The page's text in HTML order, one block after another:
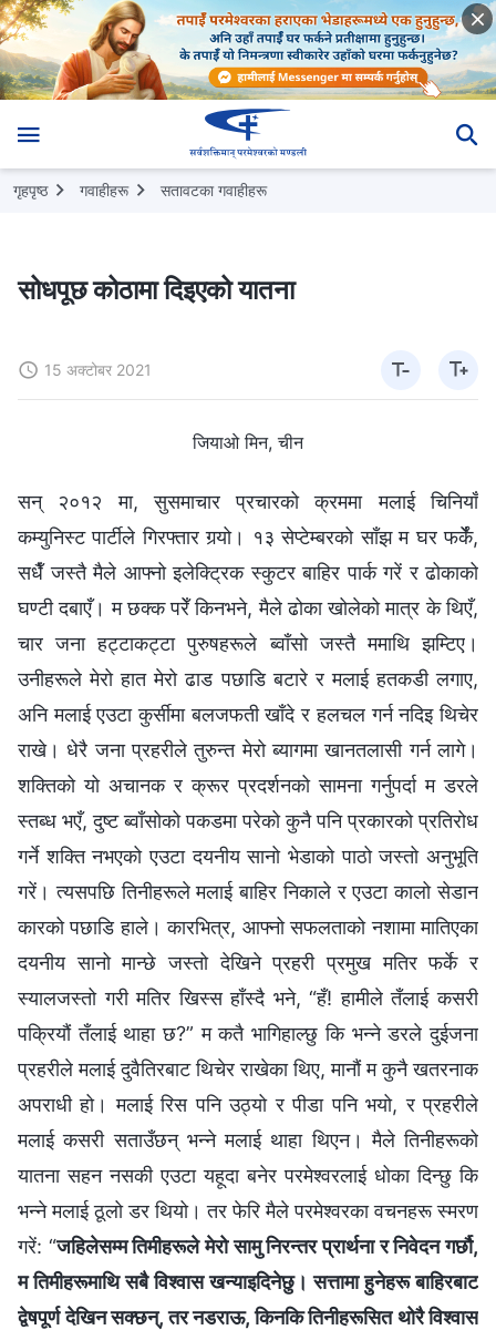
गृहपृष्ठ गवाहीहरू सतावटका गवाहीहरू
सोधपूछ कोठामा दिइएको यातना
15 अक्टोबर 2021
जियाओ मिन, चीन
सन् २०१२ मा, सुसमाचार प्रचारको क्रममा मलाई चिनियाँ
कम्युनिस्ट पार्टीले गिरफ्तार गर्‍यो। १३ सेप्टेम्बरको साँझ म घर फर्केँ,
सधैँ जस्तै मैले आफ्नो इलेक्ट्रिक स्कुटर बाहिर पार्क गरें र ढोकाको
घण्टी दबाएँ। म छक्‍क परेँ किनभने, मैले ढोका खोलेको मात्र के थिएँ,
चार जना हट्टाकट्टा पुरुषहरूले ब्वाँसो जस्तै ममाथि झम्टिए।
उनीहरूले मेरो हात मेरो ढाड पछाडि बटारे र मलाई हतकडी लगाए,
अनि मलाई एउटा कुर्सीमा बलजफती खाँदे र हलचल गर्न नदिइ थिचेर
राखे। धेरै जना प्रहरीले तुरुन्त मेरो ब्यागमा खानतलासी गर्न लागे।
शक्तिको यो अचानक र क्रूर प्रदर्शनको सामना गर्नुपर्दा म डरले
स्तब्ध भएँ, दुष्ट ब्वाँसोको पकडमा परेको कुनै पनि प्रकारको प्रतिरोध
गर्ने शक्ति नभएको एउटा दयनीय सानो भेडाको पाठो जस्तो अनुभूति
गरें। त्यसपछि तिनीहरूले मलाई बाहिर निकाले र एउटा कालो सेडान
कारको पछाडि हाले। कारभित्र, आफ्नो सफलताको नशामा मातिएका
दयनीय सानो मान्छे जस्तो देखिने प्रहरी प्रमुख मतिर फर्के र
स्यालजस्तो गरी मतिर खिस्स हाँस्दै भने, “हँ! हामीले तँलाई कसरी
पक्रियौं तँलाई थाहा छ?” म कतै भागिहाल्छु कि भन्ने डरले दुईजना
प्रहरीले मलाई दुवैतिरबाट थिचेर राखेका थिए, मानौं म कुनै खतरनाक
अपराधी हो। मलाई रिस पनि उठ्यो र पीडा पनि भयो, र प्रहरीले
मलाई कसरी सताउँछन् भन्ने मलाई थाहा थिएन। मैले तिनीहरूको
यातना सहन नसकी एउटा यहूदा बनेर परमेश्‍वरलाई धोका दिन्छु कि
भन्‍ने मलाई ठूलो डर थियो। तर फेरि मैले परमेश्‍वरका वचनहरू स्मरण
गरें: “जहिलेसम्म तिमीहरूले मेरो सामु निरन्तर प्रार्थना र निवेदन गर्छौ,
म तिमीहरूमाथि सबै विश्‍वास खन्याइदिनेछु। सत्तामा हुनेहरू बाहिरबाट
द्वेषपूर्ण देखिन सक्छन्, तर नडराऊ, किनकि तिनीहरूसित थोरै विश्‍वास